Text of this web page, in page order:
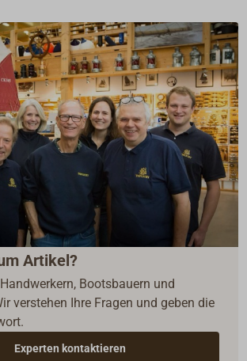
Artikel?
Bootsbauern und
verstehen Ihre Fragen und geben die
Experten kontaktieren